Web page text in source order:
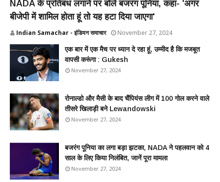
NADA के प्रतिबंध लगाने पर बोले बजरंग पूनिया, कहा- 'अगर
बीजेपी में शामिल होता हूं तो यह हटा दिया जाएगा'
Indian Samachar - इंडियन समाचार November 27, 2024
एक बार में एक मैच पर ध्यान दे रहा हूं, उम्मीद है कि मजबूत
वापसी करूंगा : Gukesh
November 27, 2024
रोनाल्डो और मैसी के बाद चैंपियंस लीग में 100 गोल करने वाले
तीसरे खिलाड़ी बने Lewandowski
November 27, 2024
बजरंग पूनिया का लगा बड़ा झटका, NADA ने पहलवान को 4
साल के लिए किया निलंबित, जानें पूरा मामला
November 27, 2024